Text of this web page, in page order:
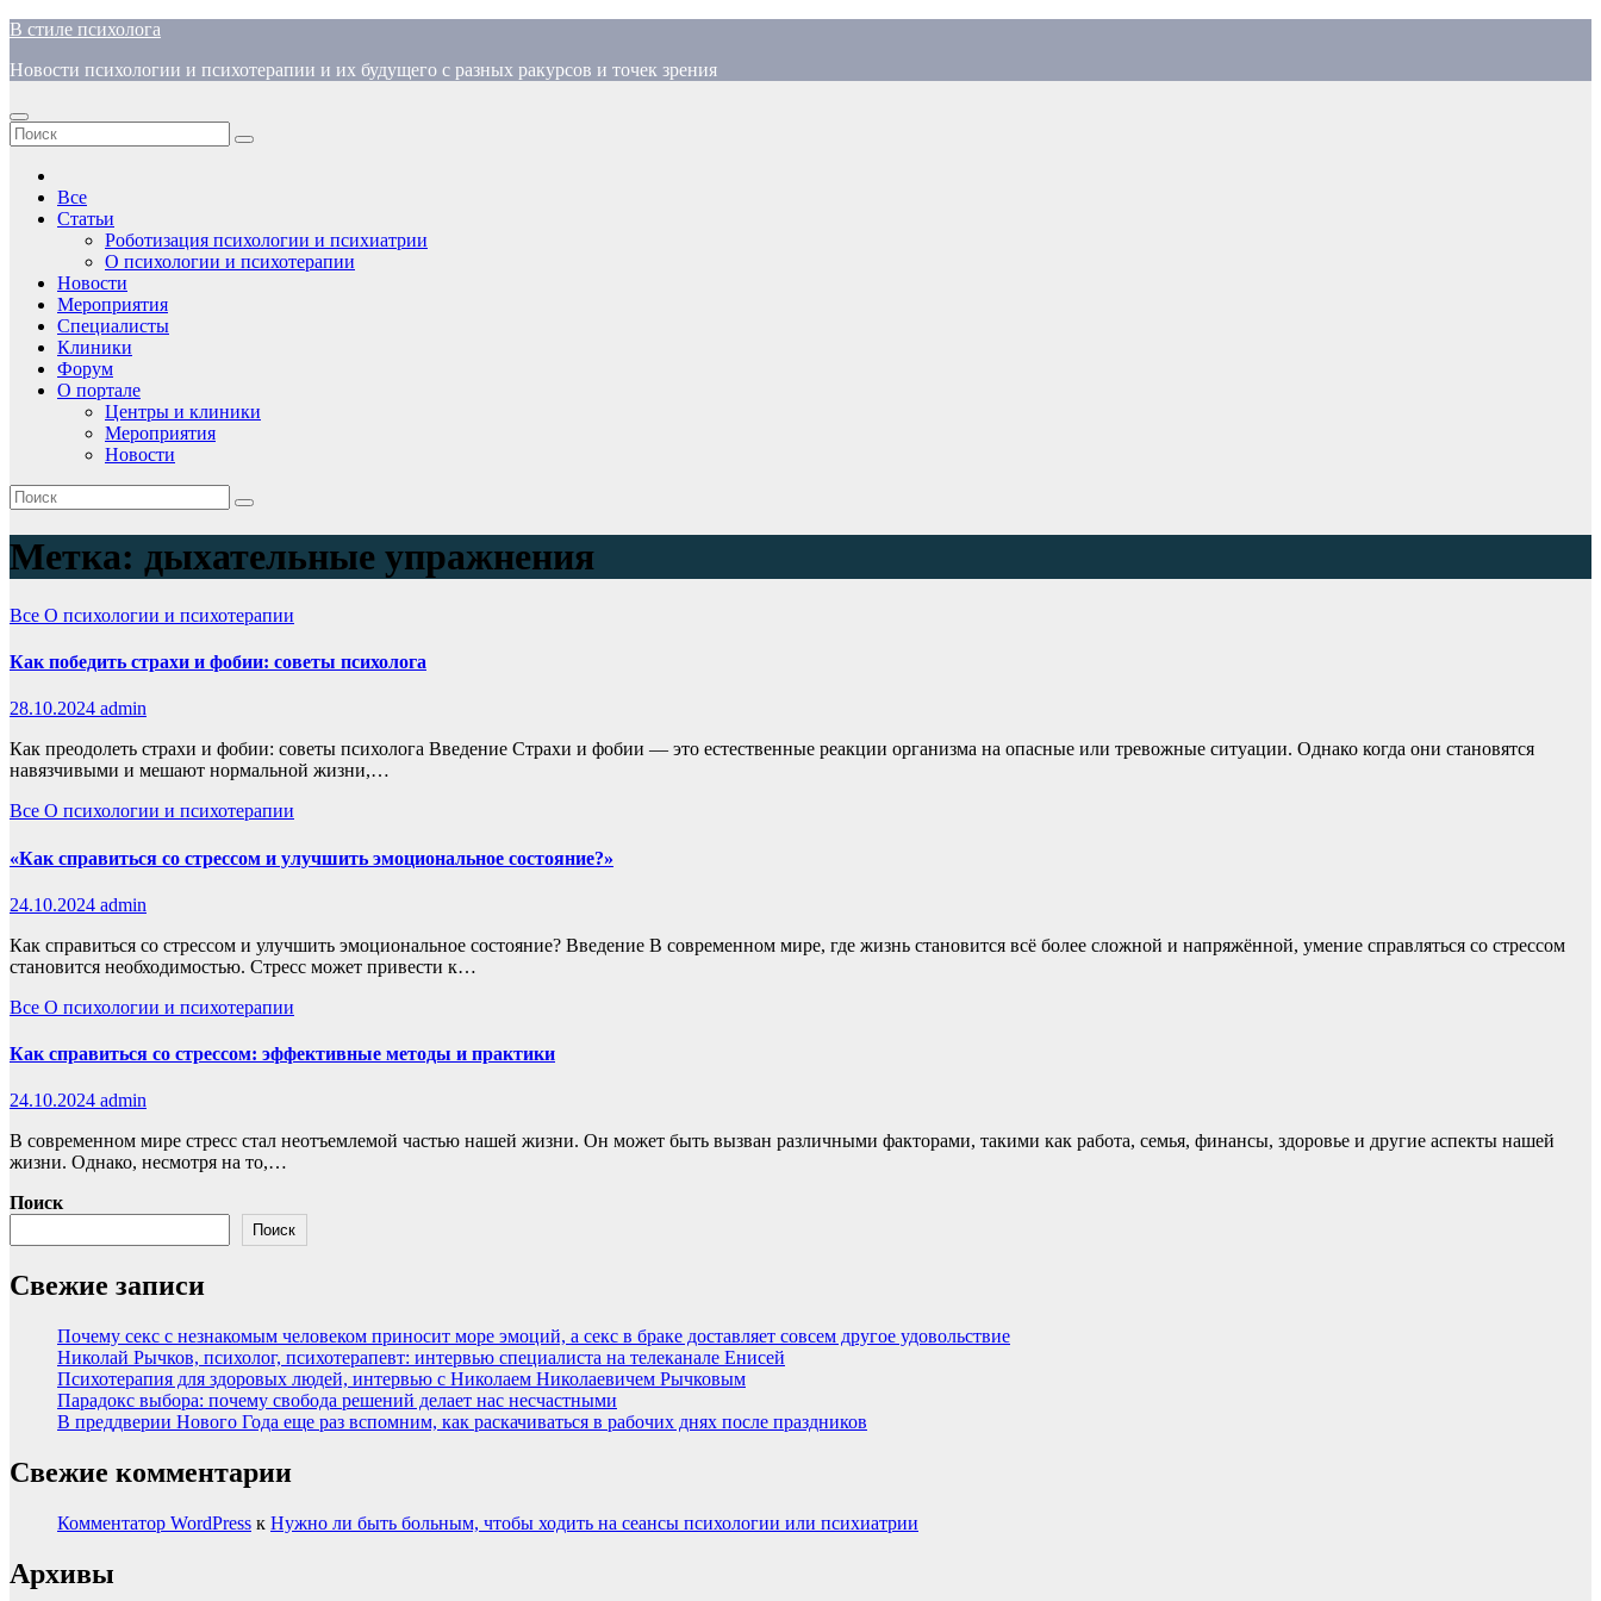
Перейти
содержимому
В стиле психолога
Новости психологии и психотерапии и их будущего с разных ракурсов и точек зрения
Все
Статьи
Роботизация психологии и психиатрии
О психологии и психотерапии
Новости
Мероприятия
Специалисты
Клиники
Форум
О портале
Центры и клиники
Мероприятия
Новости
Метка: дыхательные упражнения
Все О психологии и психотерапии
Как победить страхи и фобии: советы психолога
28.10.2024 admin
Как преодолеть страхи и фобии: советы психолога Введение Страхи и фобии — это естественные реакции организма на опасные или тревожные ситуации. Однако когда они становятся
навязчивыми и мешают нормальной жизни,…
Все О психологии и психотерапии
«Как справиться со стрессом и улучшить эмоциональное состояние?»
24.10.2024 admin
Как справиться со стрессом и улучшить эмоциональное состояние? Введение В современном мире, где жизнь становится всё более сложной и напряжённой, умение справляться со стрессом
становится необходимостью. Стресс может привести к…
Все О психологии и психотерапии
Как справиться со стрессом: эффективные методы и практики
24.10.2024 admin
В современном мире стресс стал неотъемлемой частью нашей жизни. Он может быть вызван различными факторами, такими как работа, семья, финансы, здоровье и другие аспекты нашей
жизни. Однако, несмотря на то,…
Поиск
Поиск
Свежие записи
Почему секс с незнакомым человеком приносит море эмоций, а секс в браке доставляет совсем другое удовольствие
Николай Рычков, психолог, психотерапевт: интервью специалиста на телеканале Енисей
Психотерапия для здоровых людей, интервью с Николаем Николаевичем Рычковым
Парадокс выбора: почему свобода решений делает нас несчастными
В преддверии Нового Года еще раз вспомним, как раскачиваться в рабочих днях после праздников
Свежие комментарии
Комментатор WordPress к Нужно ли быть больным, чтобы ходить на сеансы психологии или психиатрии
Архивы